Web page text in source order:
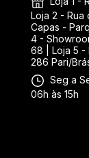
Loja 2 - Rua
Capas -
4 -
68 | Loja 5 -
286 Pari/
Seg a
06h às 15h